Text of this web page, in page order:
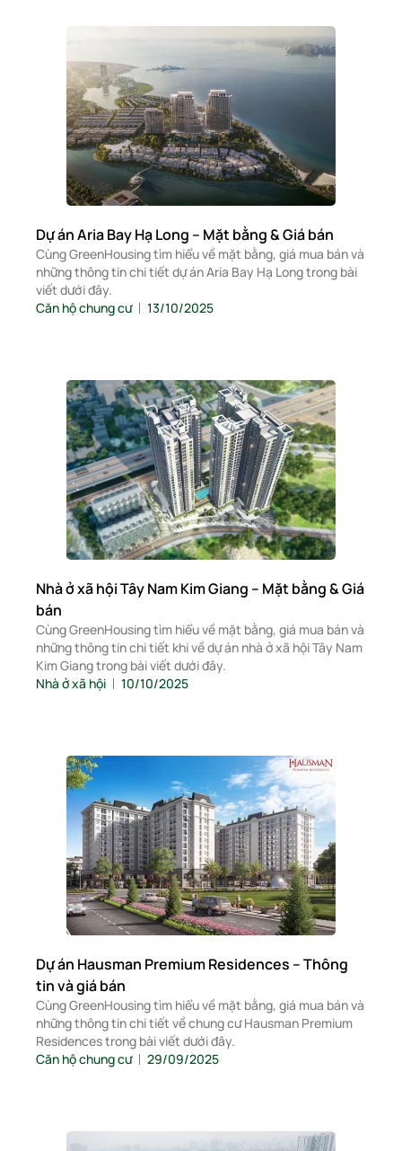
Dự án Aria Bay Hạ Long – Mặt bằng & Giá bán
Cùng GreenHousing tìm hiểu về mặt bằng, giá mua bán và
những thông tin chi tiết dự án Aria Bay Hạ Long trong bài
viết dưới đây.
Căn hộ chung cư
13/10/2025
Nhà ở xã hội Tây Nam Kim Giang – Mặt bằng & Giá
bán
Cùng GreenHousing tìm hiểu về mặt bằng, giá mua bán và
những thông tin chi tiết khi về dự án nhà ở xã hội Tây Nam
Kim Giang trong bài viết dưới đây.
Nhà ở xã hội
10/10/2025
Dự án Hausman Premium Residences – Thông
tin và giá bán
Cùng GreenHousing tìm hiểu về mặt bằng, giá mua bán và
những thông tin chi tiết về chung cư Hausman Premium
Residences trong bài viết dưới đây.
Căn hộ chung cư
29/09/2025